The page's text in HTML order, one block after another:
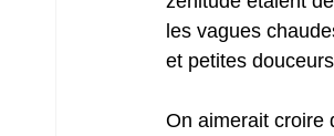
les vagues
et petites
On aimerait croire